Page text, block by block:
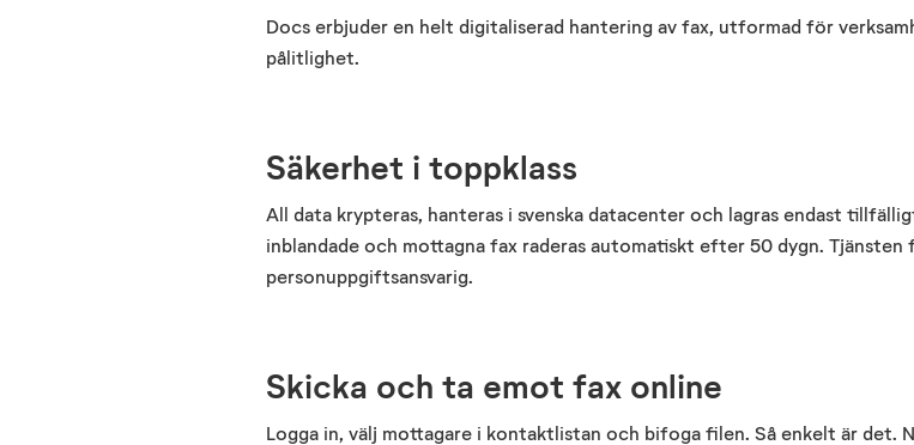
Docs erbjuder en helt digitaliserad hantering av fax, utformad för
pålitlighet.
Säkerhet i toppklass
All data krypteras, hanteras i svenska datacenter och lagras endast
inblandade och mottagna fax raderas automatiskt efter 50 dygn. Tjänsten
personuppgiftsansvarig.
Skicka och ta emot fax online
Logga in, välj mottagare i kontaktlistan och bifoga filen. Så enkelt är det.